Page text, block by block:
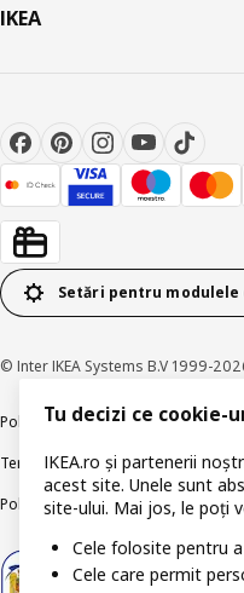
IKEA
Setări pentru modulele
© Inter IKEA Systems B.V 1999-
Politica de confidențialitatePolitica
Termeni și CondițiiInformații
Politica de publicare responsabilă
Tu decizi ce
IKEA.ro și partenerii
acest site. Unele sunt
site-ului. Mai jos, le poți
Cele folosite pentru
Cele care permit